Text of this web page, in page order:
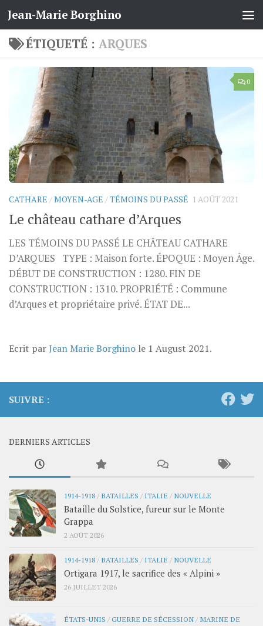
Skip to content
Jean-Marie Borghino
ÉTIQUETÉ : ARQUES
0
CATHARE /MOYEN-AGE /TÉMOINS DU PASSÉ 1 AOÛT 2021
Le château cathare d’Arques
LES TÉMOINS DU PASSÉ LE CHÂTEAU CATHARE
D’ARQUES TYPE : Maison forte. ÉPOQUE : Moyen Âge.
DÉBUT DE CONSTRUCTION : 1280. FIN DE
CONSTRUCTION : 1310. PROPRIÉTÉ : Commune
d’Arques et propriétaire privé. ÉTAT DE...
Ecrit parJean Marie Borghino le 1 August 2021.
SUIVRE :
DERNIERS ARTICLES
1914-1918 / BATAILLES / ITALIE / NOUVELLE
Bataille du Solstice, fureur sur le Monte
Grappa
2 AOÛT 2026
1914-1918 / BATAILLES / ITALIE / NOUVELLE
Ortigara 1917, le sacrifice des « Alpini »
26 JUILLET 2026
ÉTATS-UNIS /GUERRE DE SÉCESSION / MARINE DE